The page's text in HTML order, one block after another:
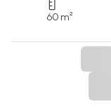
60 m²